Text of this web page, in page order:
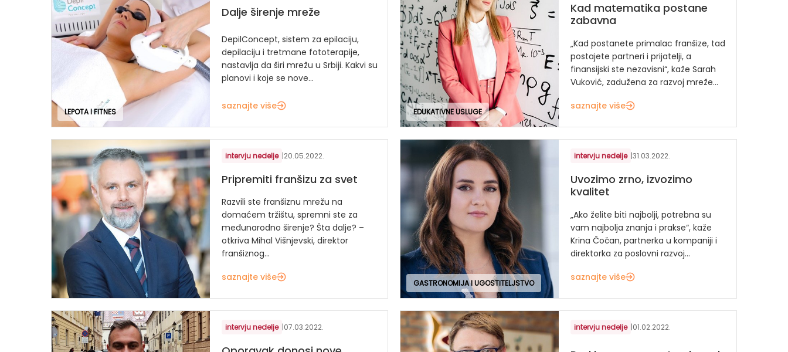
LEPOTA I FITNES
Dalje širenje mreže
DepilConcept, sistem za epilaciju,
depilaciju i tretmane fototerapije,
nastavlja da širi mrežu u Srbiji. Kakvi su
planovi i koje se nove...
saznajte više
EDUKATIVNE USLUGE
Kad matematika postane
zabavna
„Kad postanete primalac franšize, tad
postajete partneri i prijatelji, a
finansijski ste nezavisni“, kaže Sarah
Vuković, zadužena za razvoj mreže...
saznajte više
intervju nedelje |20.05.2022.
Pripremiti franšizu za svet
Razvili ste franšiznu mrežu na
domaćem tržištu, spremni ste za
međunarodno širenje? Šta dalje? –
otkriva Mihal Višnjevski, direktor
franšiznog...
saznajte više
GASTRONOMIJA I UGOSTITELJSTVO
intervju nedelje |31.03.2022.
Uvozimo zrno, izvozimo
kvalitet
„Ako želite biti najbolji, potrebna su
vam najbolja znanja i prakse“, kaže
Krina Čočan, partnerka u kompaniji i
direktorka za poslovni razvoj...
saznajte više
intervju nedelje |07.03.2022. intervju nedelje |01.02.2022.